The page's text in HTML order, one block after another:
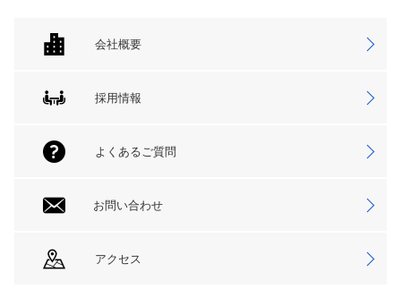
会社概要
採用情報
よくあるご質問
お問い合わせ
アクセス